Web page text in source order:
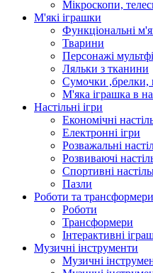
Мікроскопи,
М'які іграшки
Функціональні
Тварини
Персонажі
Ляльки з тканини
Сумочки ,брелки,
М'яка іграшка в
Настільні ігри
Економічні
Електронні ігри
Розважальні
Розвиваючі
Спортивні
Пазли
Роботи та трансформери
Роботи
Трансформери
Інтерактивні
Музичні інструменти
Музичні